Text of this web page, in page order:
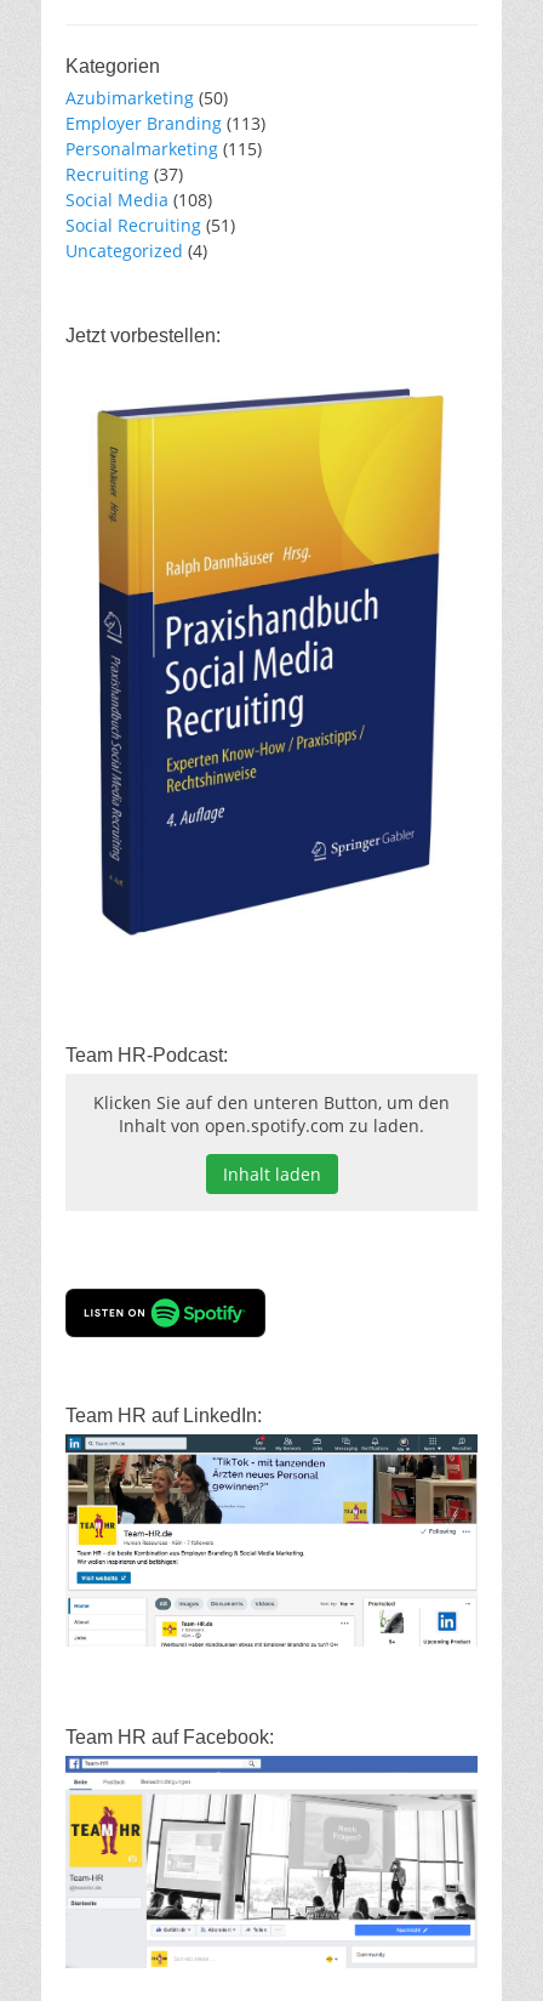
Kategorien
Azubimarketing (50)
Employer Branding (113)
Personalmarketing (115)
Recruiting (37)
Social Media (108)
Social Recruiting (51)
Uncategorized (4)
Jetzt vorbestellen:
Team HR-Podcast:
Klicken Sie auf den unteren Button, um den
Inhalt von open.spotify.com zu laden.
Inhalt laden
Team HR auf LinkedIn:
Team HR auf Facebook: